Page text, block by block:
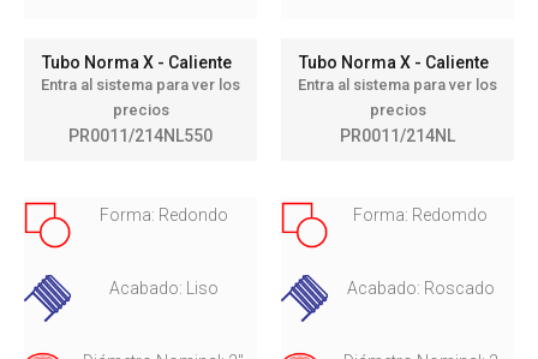
Tubo Norma X - Caliente
Entra al sistema para ver los
precios
PR0011/214NL550
Tubo Norma X - Caliente
Entra al sistema para ver los
precios
PR0011/214NL
Forma: Redondo
Acabado: Liso
Forma: Redomdo
Acabado: Roscado